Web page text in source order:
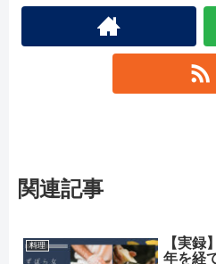
関連記事
料理
【実録
年を経